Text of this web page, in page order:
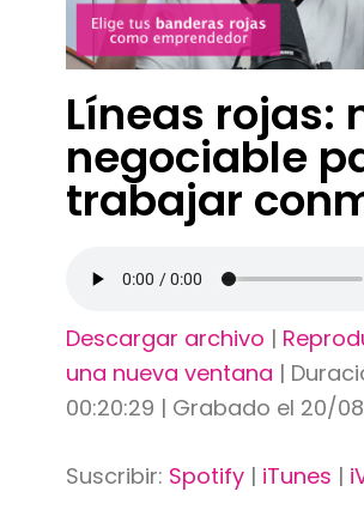
Líneas rojas:
negociable
trabajar
Descargar archivo |
una nueva ventana |
00:20:29 | Grabado el 20/
Suscribir: Spotify| iTunes |